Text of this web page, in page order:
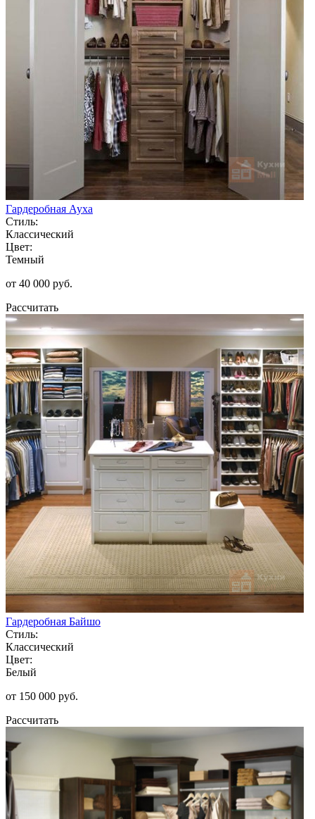
Гардеробная Ауха
Стиль:
Классический
Цвет:
Темный
от 40 000 руб.
Рассчитать
Гардеробная Байшо
Стиль:
Классический
Цвет:
Белый
от 150 000 руб.
Рассчитать